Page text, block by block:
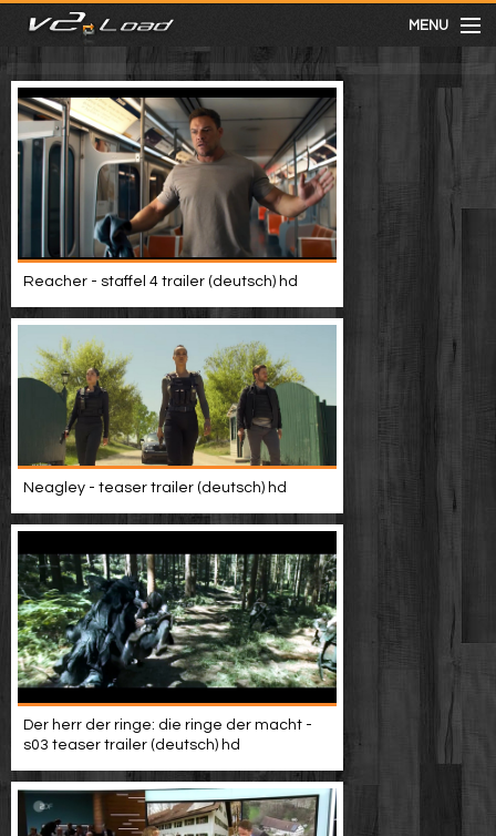
MENU
meist gesehen
neuste
kategorien
Menu
mit facebook anmelden
Informationen
Video suchen
Reacher - staffel 4 trailer (deutsch) hd
Neagley - teaser trailer (deutsch) hd
Der herr der ringe: die ringe der macht -
s03 teaser trailer (deutsch) hd